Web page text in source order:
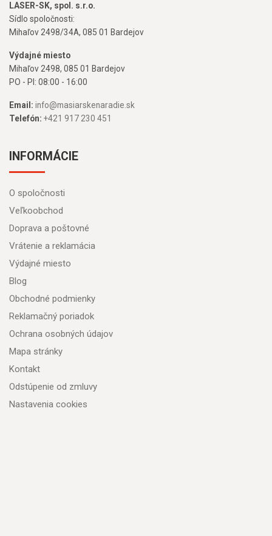
LASER-SK, spol. s.r.o.
Sídlo spoločnosti:
Mihaľov 2498/34A, 085 01 Bardejov
Výdajné miesto
Mihaľov 2498, 085 01 Bardejov
PO - PI: 08:00 - 16:00
Email: info@masiarskenaradie.sk
Telefón: +421 917 230 451
INFORMÁCIE
O spoločnosti
Veľkoobchod
Doprava a poštovné
Vrátenie a reklamácia
Výdajné miesto
Blog
Obchodné podmienky
Reklamačný poriadok
Ochrana osobných údajov
Mapa stránky
Kontakt
Odstúpenie od zmluvy
Nastavenia cookies